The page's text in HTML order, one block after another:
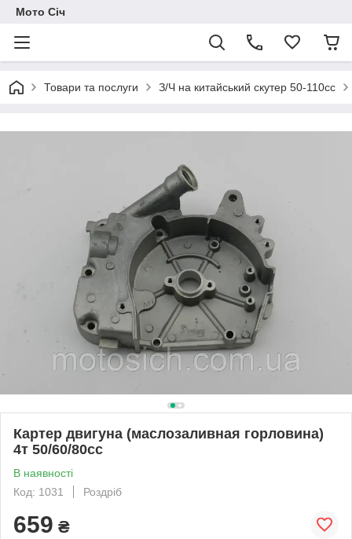
Мото Січ
Товари та послуги З/Ч на китайський скутер 50-110сс
Картер двигуна (маслозаливная горловина)
4т 50/60/80сс
В наявності
Код: 1031
Роздріб
659 ₴